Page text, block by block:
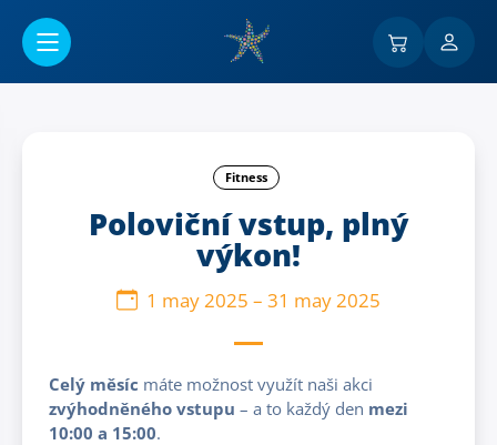
Fitness
Poloviční vstup, plný
výkon!
1 may 2025 – 31 may 2025
Celý měsíc máte možnost využít naši akci
zvýhodněného vstupu – a to každý den mezi
10:00 a 15:00.